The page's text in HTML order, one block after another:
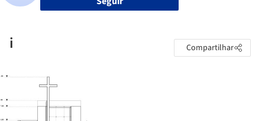
i Compartilhar